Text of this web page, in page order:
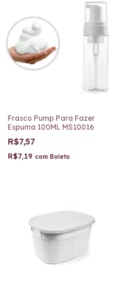
Frasco Pump Para Fazer
Espuma 100ML MS10016
R$7,57
R$7,19 com Boleto